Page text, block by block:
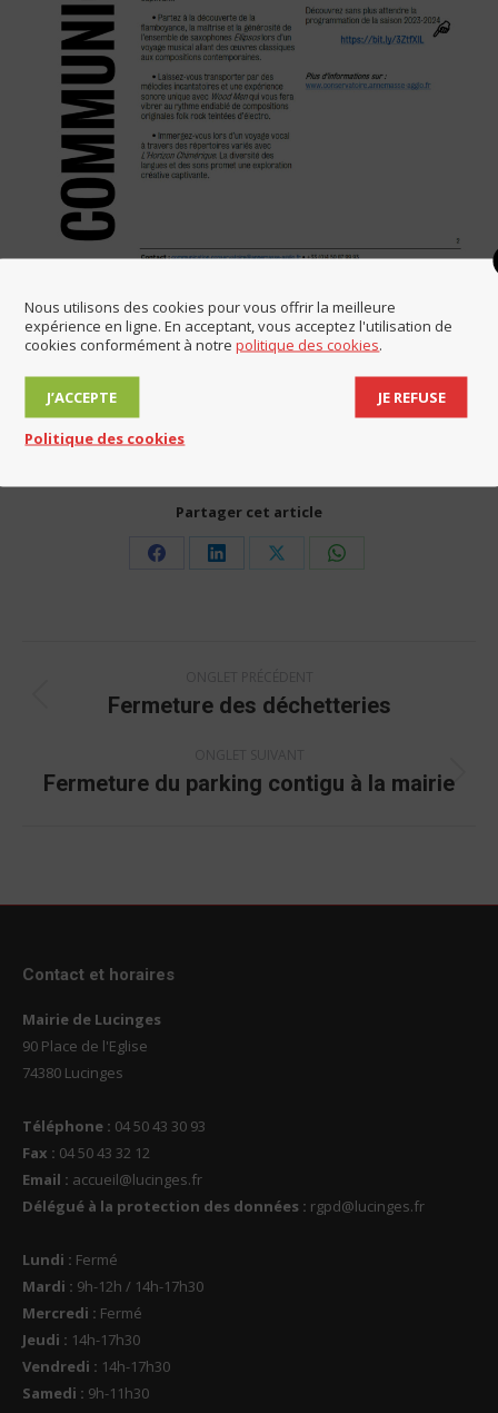
CatégorieAnimations ParStéphanie
Partager cet article
Share
Share
Share
Share
Onglet
Fermeture des déchetteries
Onglet
Fermeture du parking contigu à la mairie
Contact et horaires
Mairie de Lucinges
90 Place de l'Eglise
74380 Lucinges
Téléphone : 04 50 43 30 93
Fax : 04 50 43 32 12
Email : accueil@lucinges.fr
Délégué à la protection des données : rgpd@lucinges.fr
Lundi : Fermé
Mardi : 9h-12h / 14h-17h30
Mercredi : Fermé
Jeudi : 14h-17h30
Vendredi : 14h-17h30
Samedi : 9h-11h30
Nous utilisons des cookies pour vous offrir la meilleure
expérience en ligne. En acceptant, vous acceptez l'utilisation de
cookies conformément à notrepolitique des cookies.
J’ACCEPTE JE REFUSE
Politique des cookies